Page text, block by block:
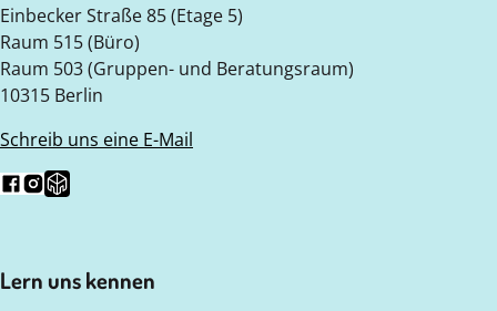
Einbecker Straße 85 (Etage 5)
Raum 515 (Büro)
Raum 503 (Gruppen- und Beratungsraum)
10315 Berlin
Schreib uns eine E-Mail
Folg uns auf Facebook
Folg uns auf Instagram
Folge uns auf Nebenan.de
Lern uns kennen